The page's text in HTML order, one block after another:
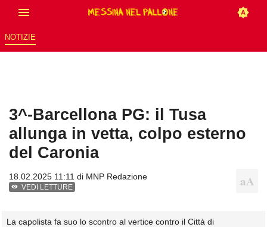
NOTIZIE
3^-Barcellona PG: il Tusa
allunga in vetta, colpo esterno
del Caronia
18.02.2025 11:11 di MNP Redazione
VEDI LETTURE
La capolista fa suo lo scontro al vertice contro il Città di